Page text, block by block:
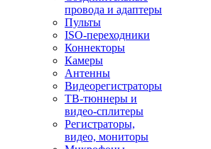
провода и адаптеры
Пульты
ISO-переходники
Коннекторы
Камеры
Антенны
Видеорегистраторы
ТВ-тюннеры и
видео-сплитеры
Регистраторы,
видео, мониторы